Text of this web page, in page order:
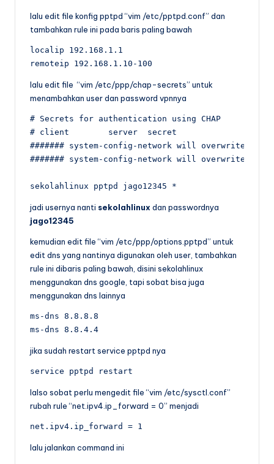
lalu edit file konfig pptpd “vim /etc/pptpd.conf” dan
tambahkan rule ini pada baris paling bawah
localip 192.168.1.1
remoteip 192.168.1.10-100
lalu edit file “vim /etc/ppp/chap-secrets” untuk
menambahkan user dan password vpnnya
# Secrets for authentication using CHAP
# client        server  secret                  IP
####### system-config-network will overwrite
####### system-config-network will overwrite this
jadi usernya nanti sekolahlinux dan passwordnya
jago12345
kemudian edit file “vim /etc/ppp/options.pptpd” untuk
edit dns yang nantinya digunakan oleh user, tambahkan
rule ini dibaris paling bawah, disini sekolahlinux
menggunakan dns google, tapi sobat bisa juga
menggunakan dns lainnya
ms-dns 8.8.8.8
ms-dns 8.8.4.4
jika sudah restart service pptpd nya
service pptpd restart
lalso sobat perlu mengedit file “vim /etc/sysctl.conf”
rubah rule “net.ipv4.ip_forward = 0” menjadi
net.ipv4.ip_forward = 1
lalu jalankan command ini